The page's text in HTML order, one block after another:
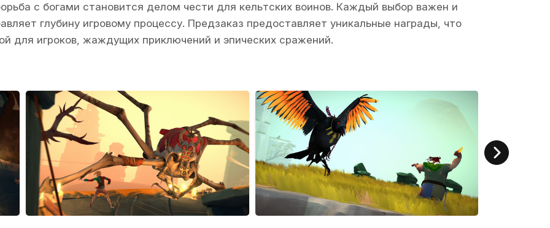
с богами становится делом чести для кельтских воинов. Каждый выбор важен и
глубину игровому процессу. Предзаказ предоставляет уникальные награды, что
для игроков, жаждущих приключений и эпических сражений.